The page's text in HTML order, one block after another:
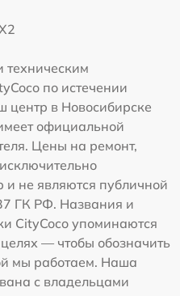
по истечении
центр в Новосибирске
официальной
Цены на ремонт,
и не являются публичной
ГК РФ. Названия и
CityCoco упоминаются
— чтобы обозначить
мы работаем. Наша
с владельцами